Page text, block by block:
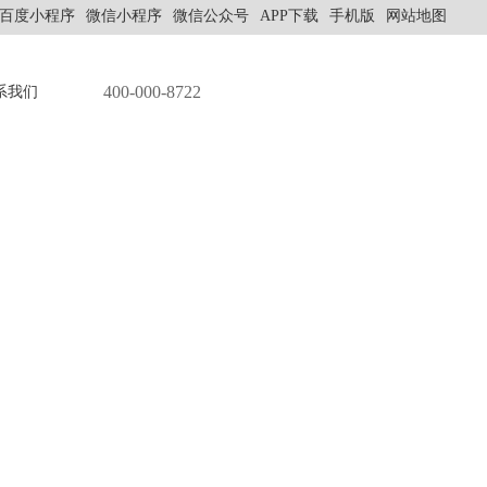
百度小程序 微信小程序 微信公众号 APP下载 手机版 网站地图
我们 400-000-8722